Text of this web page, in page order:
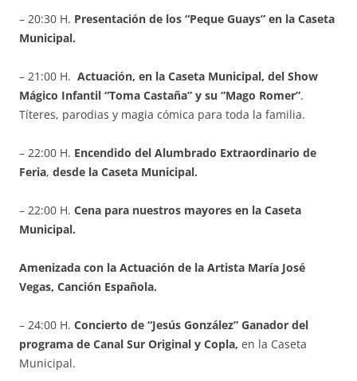
– 20:30 H. Presentación de los “Peque Guays” en la Caseta
Municipal.
– 21:00 H. Actuación, en la Caseta Municipal, del Show
Mágico Infantil “Toma Castaña” y su “Mago Romer”.
Títeres, parodias y magia cómica para toda la familia.
– 22:00 H. Encendido del Alumbrado Extraordinario de
Feria, desde la Caseta Municipal.
– 22:00 H. Cena para nuestros mayores en la Caseta
Municipal.
Amenizada con la Actuación de la Artista María José
Vegas, Canción Española.
– 24:00 H. Concierto de “Jesús González” Ganador del
programa de Canal Sur Original y Copla, en la Caseta
Municipal.